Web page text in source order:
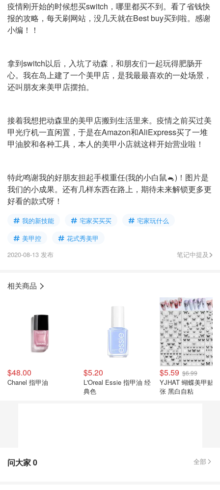
疫情刚开始的时候想买switch，哪里都买不到。看了省钱快
报的攻略，每天刷网站，没几天就在Best buy买到啦。感谢
小编！！
拿到switch以后，入坑了动森，和朋友们一起玩得肥肠开
心。我在岛上建了一个美甲店，是我最最喜欢的一处场景，
还叫朋友来美甲店摆拍。
接着我想把动森里的美甲店搬到生活里来。疫情之前买过美
甲光疗机一直闲置，于是在Amazon和AliExpress买了一堆
甲油胶和各种工具，本人的美甲小店就这样开始营业啦！
特此鸣谢我的好朋友担起手模重任(我的小白鼠🐁)！图片是
我们的小成果。还有几样东西在路上，期待未来解锁更多更
好看的款式呀！
我的新技能 宅家买买买
宅家玩什么
美甲控
花式秀美甲
2020-08-13 发布
笔记中提及
相关商品
$48.00
Chanel 指甲油
$5.20
L'Oreal Essie 指甲油 经
典色
$5.59 $6.99
YJHAT 蝴蝶美甲贴
张 黑白自粘
问大家0 全部